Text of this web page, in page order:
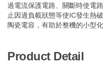
過電流保護電路、關斷時使電
止因過負載狀態等使IC發生熱
陶瓷電容，有助於整機的小型化
Product Detail